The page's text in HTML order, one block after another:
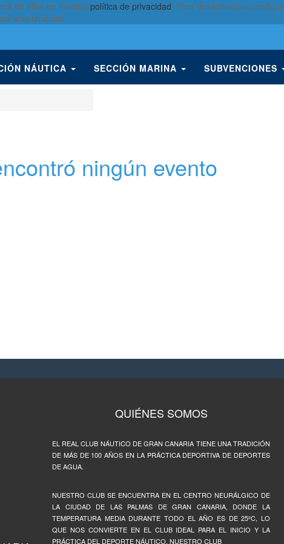
de ellas en nuestra política de privacidad. Para desactivarlas,
aceptándolas.
NÁUTICA SECCIÓN MARINA SUBVENCIONES
ningún evento
QUIÉNES SOMOS
EL REAL CLUB NÁUTICO DE GRAN CANARIA TIENE UNA TRADICIÓN
DE MÁS DE 100 AÑOS EN LA PRÁCTICA DEPORTIVA DE DEPORTES
DE AGUA.
NUESTRO CLUB SE ENCUENTRA EN EL CENTRO NEURÁLGICO DE
LA CIUDAD DE LAS PALMAS DE GRAN CANARIA, DONDE LA
TEMPERATURA MEDIA DURANTE TODO EL AÑO ES DE 25ºC, LO
QUE NOS CONVIERTE EN EL CLUB IDEAL PARA EL INICIO Y LA
PRÁCTICA DEL DEPORTE NÁUTICO. NUESTRO CLUB